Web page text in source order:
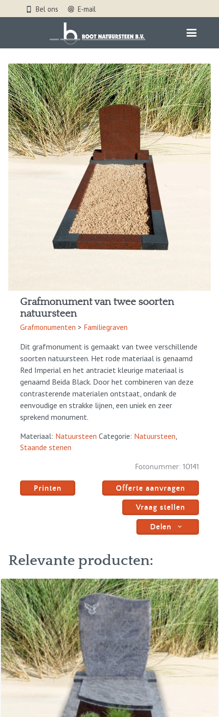
Bel ons E-mail
Grafmonument van twee soorten
natuursteen
Grafmonumenten > Familiegraven
Dit grafmonument is gemaakt van twee verschillende
soorten natuursteen. Het rode materiaal is genaamd
Red Imperial en het antraciet kleurige materiaal is
genaamd Beida Black. Door het combineren van deze
contrasterende materialen ontstaat, ondank de
eenvoudige en strakke lijnen, een uniek en zeer
sprekend monument.
Materiaal: Natuursteen Categorie: Natuursteen
Staande stenen
Fotonummer: 10141
Offerte aanvragen
Vraag stellen
Delen
Printen
Relevante producten: